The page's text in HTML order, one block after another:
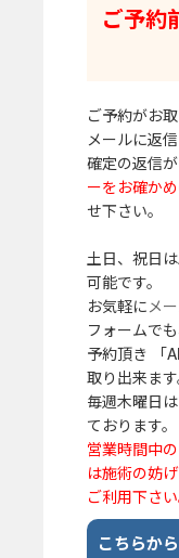
ご予約
ご予約がお
メールに返
確定の返信
ーをお確か
せ下さい。
土日、祝日
可能です。
お気軽に メ
フォームで
予約頂き 「
取り出来ます
毎週木曜日
ております。
営業時間中
は施術の妨
ご利用下さい
こちらか